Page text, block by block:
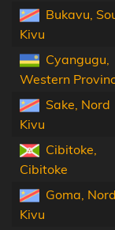
Bukavu,
Kivu
Cyangugu,
Western
Sake, Nord
Kivu
Cibitoke,
Cibitoke
Goma, Nord
Kivu